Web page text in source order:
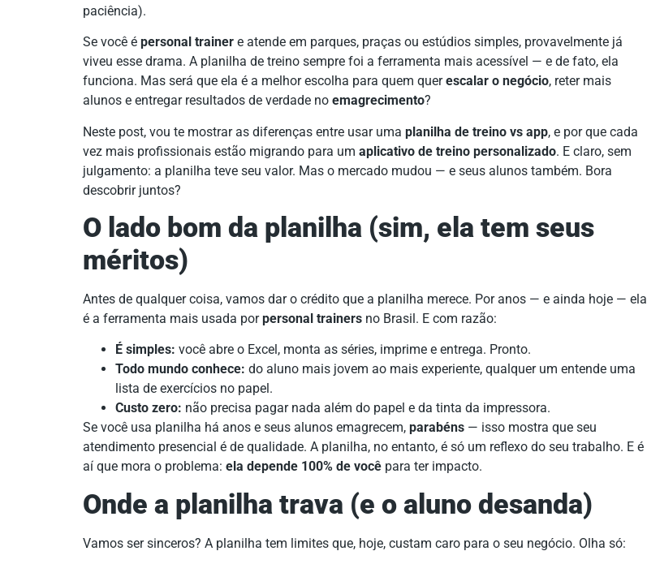
paciência).
Se você é personal trainer e atende em parques, praças ou estúdios simples, provavelmente já
viveu esse drama. A planilha de treino sempre foi a ferramenta mais acessível — e de fato, ela
funciona. Mas será que ela é a melhor escolha para quem querescalar o negócio, reter mais
alunos e entregar resultados de verdade no emagrecimento?
Neste post, vou te mostrar as diferenças entre usar uma planilha de treino vs app, e por que cada
vez mais profissionais estão migrando para um aplicativo de treino personalizado. E claro, sem
julgamento: a planilha teve seu valor. Mas o mercado mudou — e seus alunos também. Bora
descobrir juntos?
O lado bom da planilha (sim, ela tem seus
méritos)
Antes de qualquer coisa, vamos dar o crédito que a planilha merece. Por anos — e ainda hoje — ela
é a ferramenta mais usada porpersonal trainers no Brasil. E com razão:
É simples: você abre o Excel, monta as séries, imprime e entrega. Pronto.
Todo mundo conhece: do aluno mais jovem ao mais experiente, qualquer um entende uma
lista de exercícios no papel.
Custo zero: não precisa pagar nada além do papel e da tinta da impressora.
Se você usa planilha há anos e seus alunos emagrecem, parabéns — isso mostra que seu
atendimento presencial é de qualidade. A planilha, no entanto, é só um reflexo do seu trabalho. E é
aí que mora o problema: ela depende 100% de você para ter impacto.
Onde a planilha trava (e o aluno desanda)
Vamos ser sinceros? A planilha tem limites que, hoje, custam caro para o seu negócio. Olha só: